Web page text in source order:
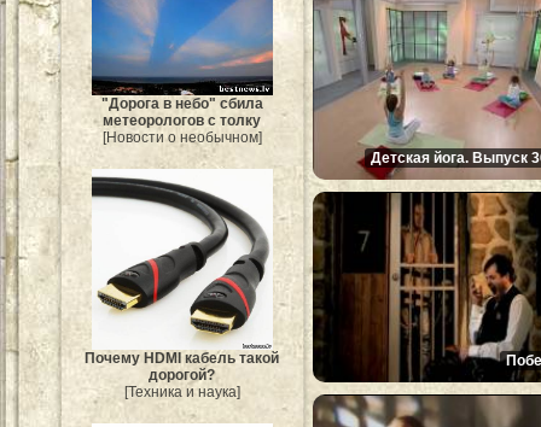
"Дорога в небо" сбила
метеорологов с толку
[Новости о необычном]
Почему HDMI кабель такой
дорогой?
[Техника и наука]
Детская йога. Выпуск